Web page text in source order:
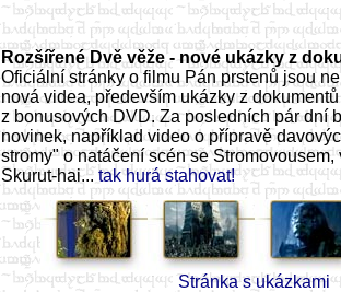
Rozšířené Dvě věže - nové ukázky z
Oficiální stránky o filmu Pán prstenů jsou
nová videa, především ukázky z
z bonusových DVD. Za posledních pár dní
novinek, například video o přípravě
stromy" o natáčení scén se
Skurut-hai... tak hurá stahovat!
Stránka s ukázkami